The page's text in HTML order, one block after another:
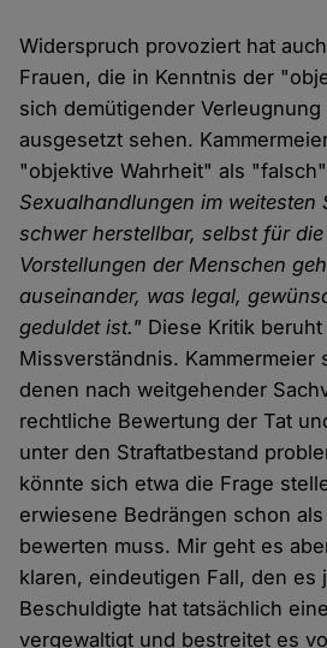
Widerspruch provoziert hat
Frauen, die in Kenntnis der
sich demütigender
ausgesetzt sehen.
"objektive Wahrheit" als
Sexualhandlungen im weitesten
schwer herstellbar, selbst für
Vorstellungen der Menschen
auseinander, was legal,
geduldet ist." Diese Kritik
Missverständnis. Kammermeier
denen nach weitgehender
rechtliche Bewertung der Tat
unter den Straftatbestand
könnte sich etwa die Frage
erwiesene Bedrängen schon
bewerten muss. Mir geht es
klaren, eindeutigen Fall, den es
Beschuldigte hat tatsächlich
vergewaltigt und bestreitet es